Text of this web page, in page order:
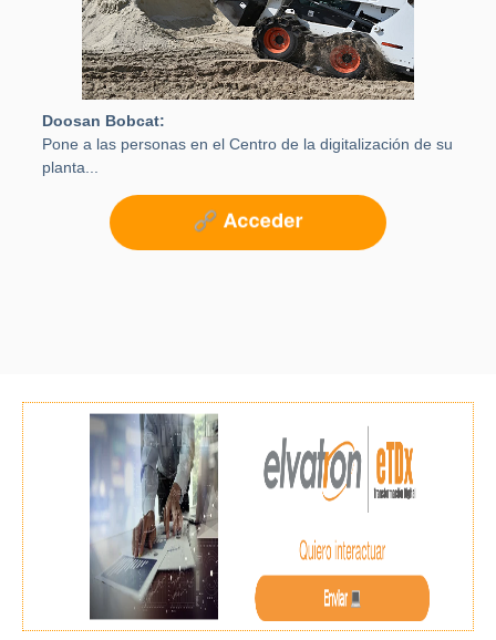
Doosan Bobcat:
Pone a las personas en el Centro de la digitalización de su
planta...